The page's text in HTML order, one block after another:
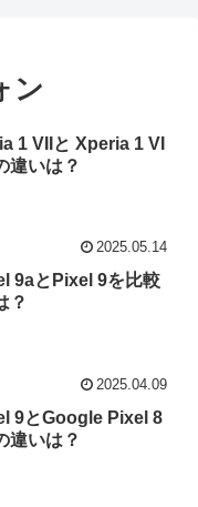
ン
1 VIIと Xperia 1 VI
違いは？
2025.05.14
9aとPixel 9を比較
？
2025.04.09
9とGoogle Pixel 8
違いは？